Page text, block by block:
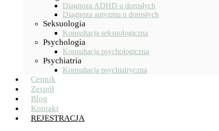
Diagnoza ADHD u dorosłych
Diagnoza autyzmu u dorosłych
Seksuologia
Konsultacja seksuologiczna
Psychologia
Konsultacja psychologiczna
Psychiatria
Konsultacja psychiatryczna
Cennik
Zespół
Blog
Kontakt
REJESTRACJA